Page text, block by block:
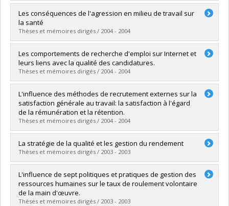
Diplômé(e) :Dupuis, Marie-Josée
Cycle :Maîtrise
Diplôme obtenu :M. Sc.
Lien vers le document dans Papyrus
Les conséquences de l'agression en milieu de travail sur
la santé
Thèses et mémoires dirigés / 2004 - 2004
Diplômé(e) :Tinchon, Marisol
Cycle :Maîtrise
Diplôme obtenu :M. Sc.
Lien vers le document dans Papyrus
Les comportements de recherche d'emploi sur Internet et
leurs liens avec la qualité des candidatures.
Thèses et mémoires dirigés / 2004 - 2004
Diplômé(e) :THOMAS, Lorraine
Cycle :Maîtrise
Diplôme obtenu : M. Sc.
Lien vers le document dans Papyrus
L'influence des méthodes de recrutement externes sur la
satisfaction générale au travail: la satisfaction à l'égard
de la rémunération et la rétention.
Thèses et mémoires dirigés / 2004 - 2004
Diplômé(e) :BILODEAU, Mathieu
Cycle : Maîtrise
Diplôme obtenu :M. Sc.
Lien vers le document dans Papyrus
La stratégie de la qualité et les gestion du rendement
Thèses et mémoires dirigés / 2003 - 2003
Diplômé(e) :Marcoux, Alexandre
Cycle :Maîtrise
Diplôme obtenu :
Lien vers le document dans Papyrus
L'influence de sept politiques et pratiques de gestion des
ressources humaines sur le taux de roulement volontaire
de la main d'œuvre.
Thèses et mémoires dirigés / 2003 - 2003